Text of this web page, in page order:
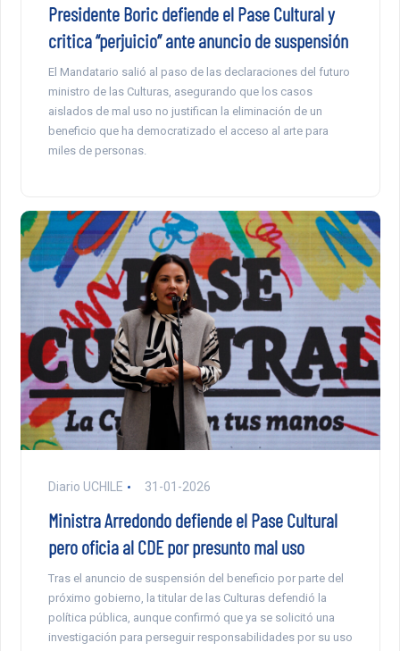
Presidente Boric defiende el Pase Cultural y
critica “perjuicio” ante anuncio de suspensión
El Mandatario salió al paso de las declaraciones del futuro
ministro de las Culturas, asegurando que los casos
aislados de mal uso no justifican la eliminación de un
beneficio que ha democratizado el acceso al arte para
miles de personas.
Diario UCHILE 31-01-2026
Ministra Arredondo defiende el Pase Cultural
pero oficia al CDE por presunto mal uso
Tras el anuncio de suspensión del beneficio por parte del
próximo gobierno, la titular de las Culturas defendió la
política pública, aunque confirmó que ya se solicitó una
investigación para perseguir responsabilidades por su uso